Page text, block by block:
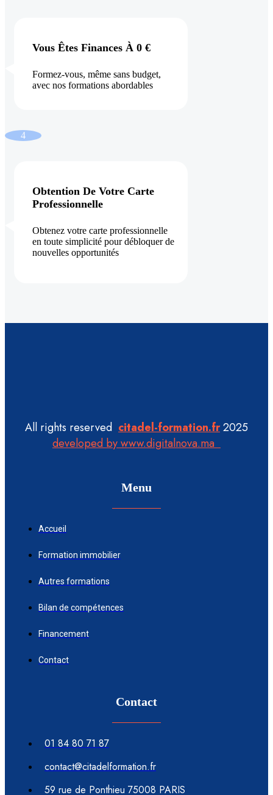
Vous Êtes Finances À 0 €
Formez-vous, même sans budget,
avec nos formations abordables
4
Obtention De Votre Carte
Professionnelle
Obtenez votre carte professionnelle
en toute simplicité pour débloquer de
nouvelles opportunités
All rights reserved citadel-formation.fr2025
developed by www.digitalnova.ma
Menu
Accueil
Formation immobilier
Autres formations
Bilan de compétences
Financement
Contact
Contact
01 84 80 71 87
contact@citadelformation.fr
59 rue de Ponthieu 75008 PARIS